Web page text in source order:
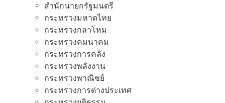
สํานักนายกรัฐมนตรี
กระทรวงมหาดไทย
กระทรวงกลาโหม
กระทรวงคมนาคม
กระทรวงการคลัง
กระทรวงพลังงาน
กระทรวงพาณิชย์
กระทรวงการต่างประเทศ